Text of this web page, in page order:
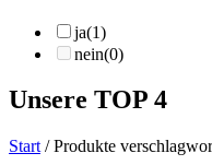
ja(1)
nein(0)
Unsere TOP 4
Start / Produkte